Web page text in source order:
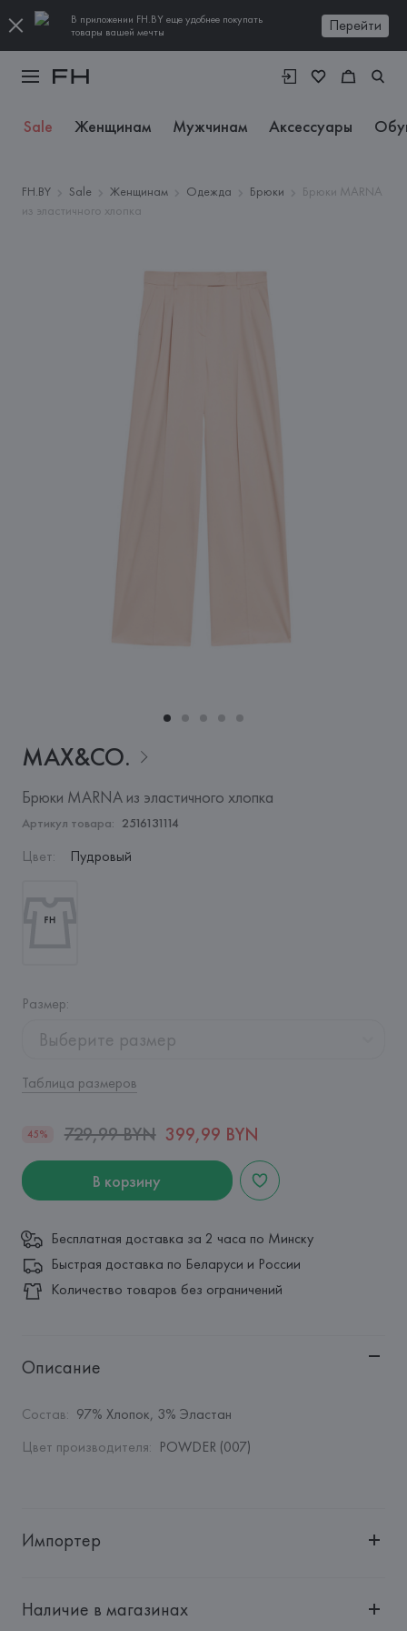
В приложении FH.BY еще удобнее покупать
товары вашей мечты
Перейти
Sale Женщинам Мужчинам Аксессуары
FH.BY Sale Женщинам Одежда Брюки
Брюки MARNA
из эластичного хлопка
MAX&CO.
Брюки MARNA из эластичного хлопка
Артикул товара: 2516131114
Цвет: Пудровый
Размер:
Выберите размер
Таблица размеров
45% 729,99 BYN 399,99 BYN
В корзину
Бесплатная доставка за 2 часа по Минску
Быстрая доставка по Беларуси и России
Количество товаров без ограничений
Описание
Состав: 97% Хлопок, 3% Эластан
Цвет производителя: POWDER (007)
Импортер
"Авикойл Интернешнл"
Наличие в магазинах